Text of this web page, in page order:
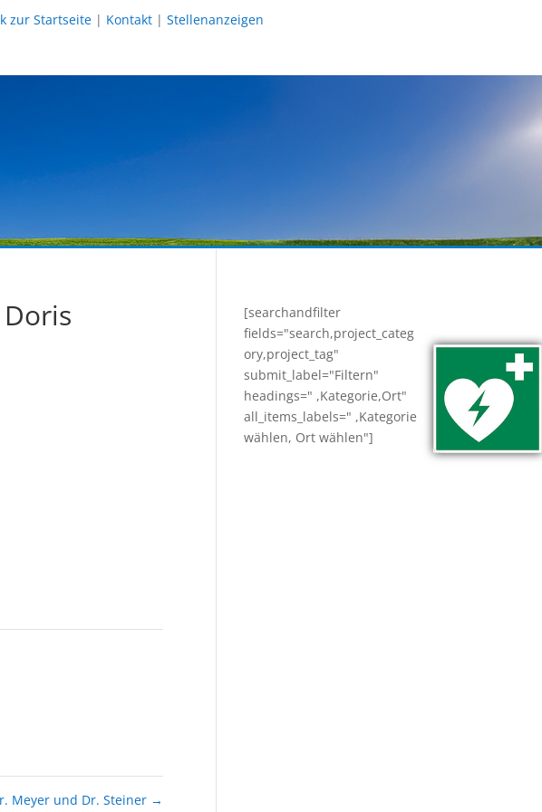
zur Startseite | Kontakt |Stellenanzeigen
Meyer und Dr. Steiner →
[searchandfilter
fields="search,project_categ
ory,project_tag"
submit_label="Filtern"
headings=" ,Kategorie,Ort"
all_items_labels=" ,Kategorie
wählen, Ort wählen"]